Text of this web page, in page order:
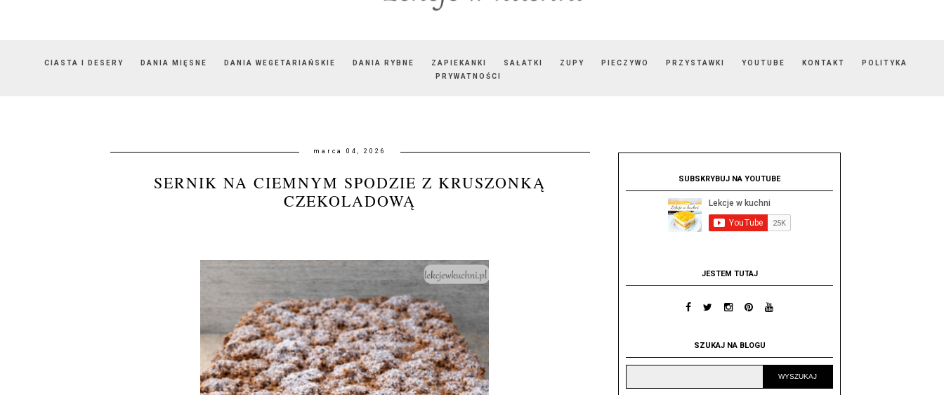
CIASTA I DESERY DANIA MIĘSNE DANIA WEGETARIAŃSKIE DANIA RYBNE ZAPIEKANKI SAŁATKI ZUPY PIECZYWO PRZYSTAWKI YOUTUBE KONTAKT
POLITYKA
PRYWATNOŚCI
marca 04, 2026
SERNIK NA CIEMNYM SPODZIE Z KRUSZONKĄ
CZEKOLADOWĄ
SUBSKRYBUJ NA YOUTUBE
JESTEM TUTAJ
SZUKAJ NA BLOGU